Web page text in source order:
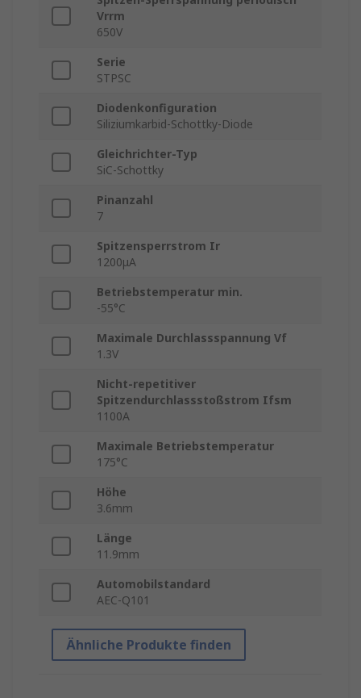
Vrrm
650V
Serie
STPSC
Diodenkonfiguration
Siliziumkarbid-Schottky-Diode
Gleichrichter-Typ
SiC-Schottky
Pinanzahl
7
Spitzensperrstrom Ir
1200μA
Betriebstemperatur min.
-55°C
Maximale Durchlassspannung Vf
1.3V
Nicht-repetitiver
Spitzendurchlassstoßstrom Ifsm
1100A
Maximale Betriebstemperatur
175°C
Höhe
3.6mm
Länge
11.9mm
Automobilstandard
AEC-Q101
Ähnliche Produkte finden